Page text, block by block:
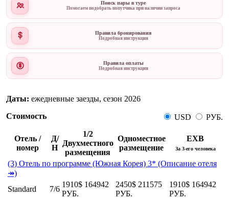
Поиск пары в туре
Помогаем подобрать попутчика при наличии запроса
Правила бронирования
Подробная инструкция
Правила оплаты
Подробная инструкция
Даты: ежедневные заезды, сезон 2026
Стоимость
USD РУБ.
Отель /
номер
Д/
Н
1/2
Двухместного
размещения
Одноместное
размещение
EXB
За 3-его человека
(3) Отель по программе (Южная Корея) 3* (Описание отеля
↠)
Standard
7/6
1910$ 164942
РУБ.
2450$ 211575
РУБ.
1910$ 164942
РУБ.